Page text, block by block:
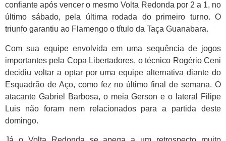
confiante após vencer o mesmo Volta Redonda por 2 a 1, no
último sábado, pela última rodada do primeiro turno. O
triunfo garantiu ao Flamengo o título da Taça Guanabara.
Com sua equipe envolvida em uma sequência de jogos
importantes pela Copa Libertadores, o técnico Rogério Ceni
decidiu voltar a optar por uma equipe alternativa diante do
Esquadrão de Aço, como fez no último final de semana. O
atacante Gabriel Barbosa, o meia Gerson e o lateral Filipe
Luis não foram nem relacionados para a partida deste
domingo.